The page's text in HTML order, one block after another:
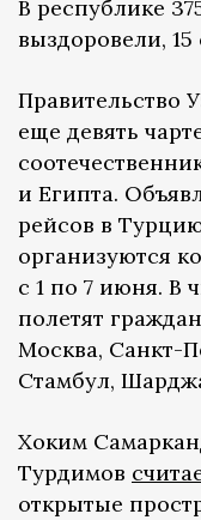
В республике
выздоровели, 15
Правительство
еще девять
и Египта.
рейсов в
организуются
с 1 по 7 июня. В
полетят
Москва, Санкт-
Стамбул,
Хоким
Турдимов
открытые